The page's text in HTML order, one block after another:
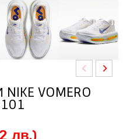
VOMERO